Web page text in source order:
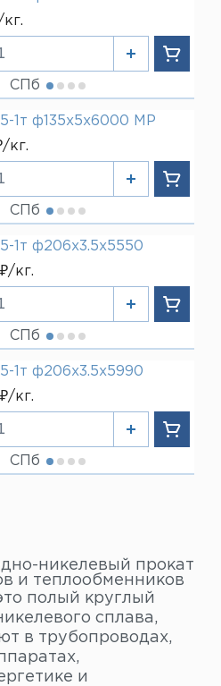
СПб
1т ф135х5х6000 МР
кг.
СПб
1т ф206х3.5х5550
кг.
СПб
1т ф206х3.5х5990
кг.
СПб
никелевый прокат
и теплообменников
полый круглый
сплава,
в трубопроводах,
и